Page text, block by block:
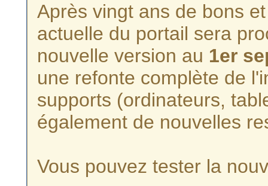
Après vingt ans de bons
actuelle du portail sera
nouvelle version au 1er
une refonte complète de
supports (ordinateurs,
également de nouvelles
Vous pouvez tester la